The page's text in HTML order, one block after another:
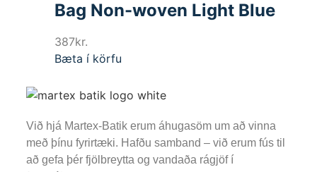
Bag Non-woven Light Blue
387kr.
Bæta í körfu
Við hjá Martex-Batik erum áhugasöm um að vinna
með þínu fyrirtæki. Hafðu samband – við erum fús til
að gefa þér fjölbreytta og vandaða rágjöf í